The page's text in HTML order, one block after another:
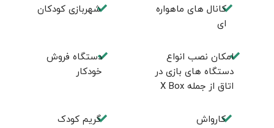
کانال های ماهواره
ای
شهربازی کودکان
امکان نصب انواع
دستگاه های بازی در
اتاق از جمله X Box
دستگاه فروش
خودکار
کارواش گریم کودک